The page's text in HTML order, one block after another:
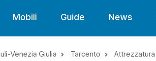
Mobili Guide News
Venezia Giulia Tarcento Attrezzatura